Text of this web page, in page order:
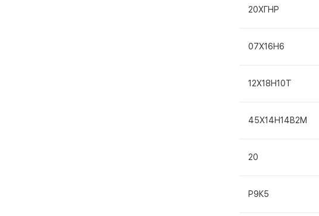
20ХГНР
07Х16Н6
12Х18Н10Т
45Х14Н14В2М
20
Р9К5